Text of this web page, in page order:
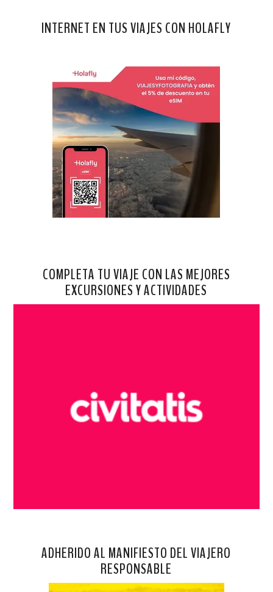
INTERNET EN TUS VIAJES CON HOLAFLY
COMPLETA TU VIAJE CON LAS MEJORES
EXCURSIONES Y ACTIVIDADES
ADHERIDO AL MANIFIESTO DEL VIAJERO
RESPONSABLE